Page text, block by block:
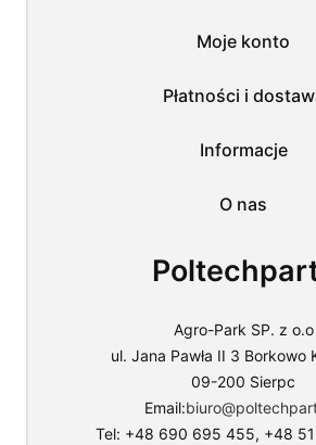
Agro-Park SP. z o.o
ul. Jana Pawła II 3 Borkowo
09-200 Sierpc
Email:
Tel: +48 690 695 455, +48
Moje konto
Płatności i
Informacje
O nas